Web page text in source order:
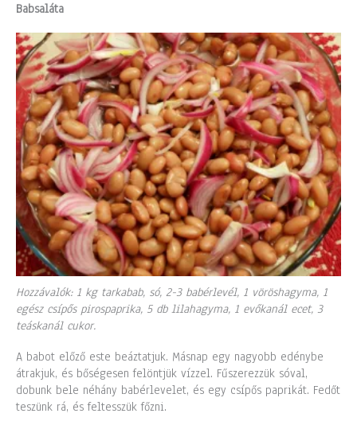
Babsaláta
Hozzávalók: 1 kg tarkabab, só, 2-3 babérlevél, 1 vöröshagyma, 1
egész csípős pirospaprika, 5 db lilahagyma, 1 evőkanál ecet, 3
teáskanál cukor.
A babot előző este beáztatjuk. Másnap egy nagyobb edénybe
átrakjuk, és bőségesen felöntjük vízzel. Fűszerezzük sóval,
dobunk bele néhány babérlevelet, és egy csípős paprikát. Fedőt
teszünk rá, és feltesszük főzni.